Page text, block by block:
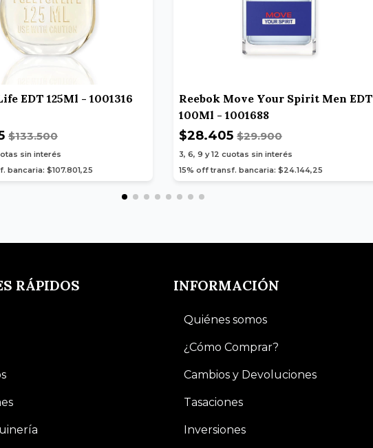
EDT 125Ml - 1001316
$133.500
sin interés
bancaria: $107.801,25
Reebok Move Your Spirit Men EDT
100Ml - 1001688
$28.405 $29.900
3, 6, 9 y 12 cuotas sin interés
15% off transf. bancaria: $24.144,25
RÁPIDOS INFORMACIÓN
Quiénes somos
¿Cómo Comprar?
Cambios y Devoluciones
Tasaciones
Inversiones